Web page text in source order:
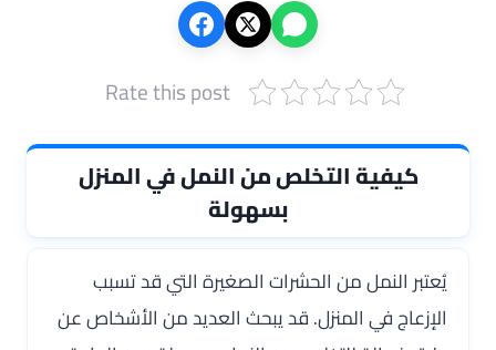
Rate this post
كيفية التخلص من النمل في المنزل
بسهولة
يُعتبر النمل من الحشرات الصغيرة التي قد تسبب
الإزعاج في المنزل. قد يبحث العديد من الأشخاص عن